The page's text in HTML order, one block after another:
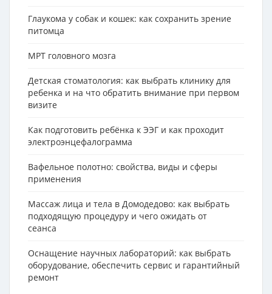
Глаукома у собак и кошек: как сохранить зрение
питомца
МРТ головного мозга
Детская стоматология: как выбрать клинику для
ребенка и на что обратить внимание при первом
визите
Как подготовить ребёнка к ЭЭГ и как проходит
электроэнцефалограмма
Вафельное полотно: свойства, виды и сферы
применения
Массаж лица и тела в Домодедово: как выбрать
подходящую процедуру и чего ожидать от
сеанса
Оснащение научных лабораторий: как выбрать
оборудование, обеспечить сервис и гарантийный
ремонт